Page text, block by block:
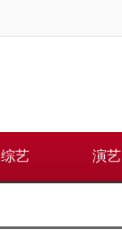
综艺 演艺